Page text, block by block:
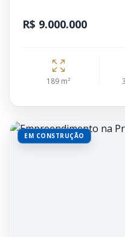
R$ 9.000.000
189 m²
EM CONSTRUÇÃO